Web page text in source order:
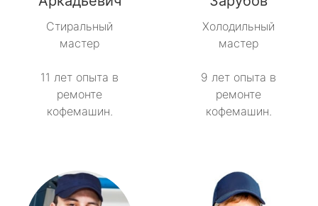
Стиральный
мастер
11 лет опыта в
ремонте
кофемашин.
Холодильный
мастер
9 лет опыта в
ремонте
кофемашин.